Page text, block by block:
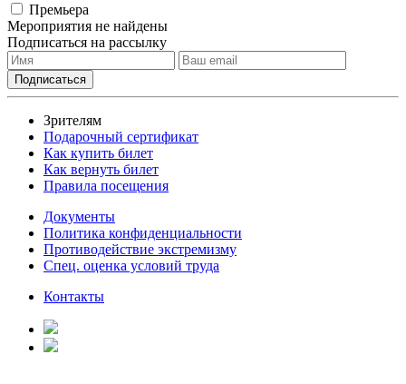
Премьера
Мероприятия не найдены
Подписаться на рассылку
Зрителям
Подарочный сертификат
Как купить билет
Как вернуть билет
Правила посещения
Документы
Политика конфиденциальности
Противодействие экстремизму
Спец. оценка условий труда
Контакты